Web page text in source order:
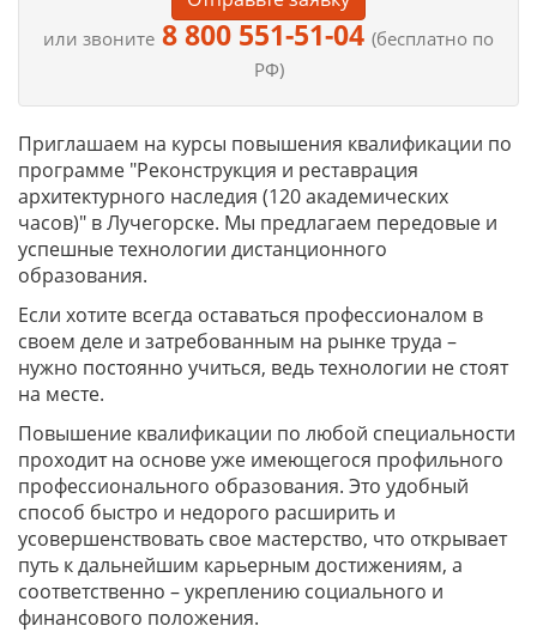
или звоните 8 800 551-51-04 (бесплатно по
РФ)
Приглашаем на курсы повышения квалификации по
программе "Реконструкция и реставрация
архитектурного наследия (120 академических
часов)" в Лучегорске. Мы предлагаем передовые и
успешные технологии дистанционного
образования.
Если хотите всегда оставаться профессионалом в
своем деле и затребованным на рынке труда –
нужно постоянно учиться, ведь технологии не стоят
на месте.
Повышение квалификации по любой специальности
проходит на основе уже имеющегося профильного
профессионального образования. Это удобный
способ быстро и недорого расширить и
усовершенствовать свое мастерство, что открывает
путь к дальнейшим карьерным достижениям, а
соответственно – укреплению социального и
финансового положения.